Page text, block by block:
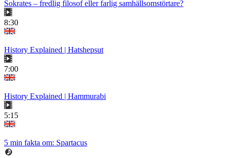
Sokrates – fredlig filosof eller farlig samhällsomstörtare?
8:30
History Explained | Hatshepsut
7:00
History Explained | Hammurabi
5:15
5 min fakta om: Spartacus